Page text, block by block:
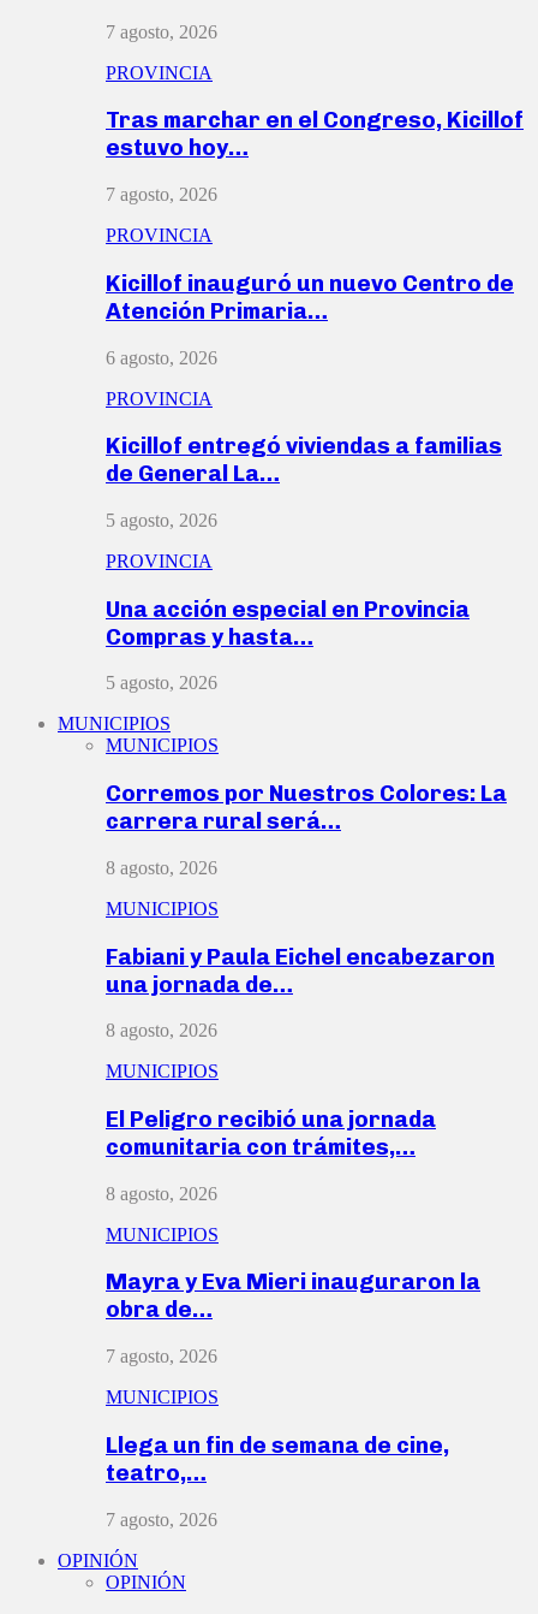
7 agosto, 2026
PROVINCIA
Tras marchar en el Congreso, Kicillof
estuvo hoy…
7 agosto, 2026
PROVINCIA
Kicillof inauguró un nuevo Centro de
Atención Primaria…
6 agosto, 2026
PROVINCIA
Kicillof entregó viviendas a familias
de General La…
5 agosto, 2026
PROVINCIA
Una acción especial en Provincia
Compras y hasta…
5 agosto, 2026
MUNICIPIOS
MUNICIPIOS
Corremos por Nuestros Colores: La
carrera rural será…
8 agosto, 2026
MUNICIPIOS
Fabiani y Paula Eichel encabezaron
una jornada de…
8 agosto, 2026
MUNICIPIOS
El Peligro recibió una jornada
comunitaria con trámites,…
8 agosto, 2026
MUNICIPIOS
Mayra y Eva Mieri inauguraron la
obra de…
7 agosto, 2026
MUNICIPIOS
Llega un fin de semana de cine,
teatro,…
7 agosto, 2026
OPINIÓN
OPINIÓN